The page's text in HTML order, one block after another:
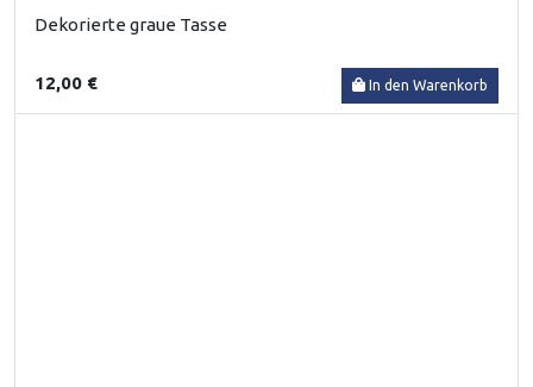
Dekorierte graue Tasse
12,00 € In den Warenkorb